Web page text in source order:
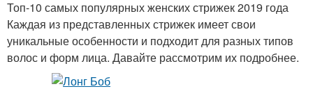
Топ-10 самых популярных женских стрижек 2019 года
Каждая из представленных стрижек имеет свои
уникальные особенности и подходит для разных типов
волос и форм лица. Давайте рассмотрим их подробнее.